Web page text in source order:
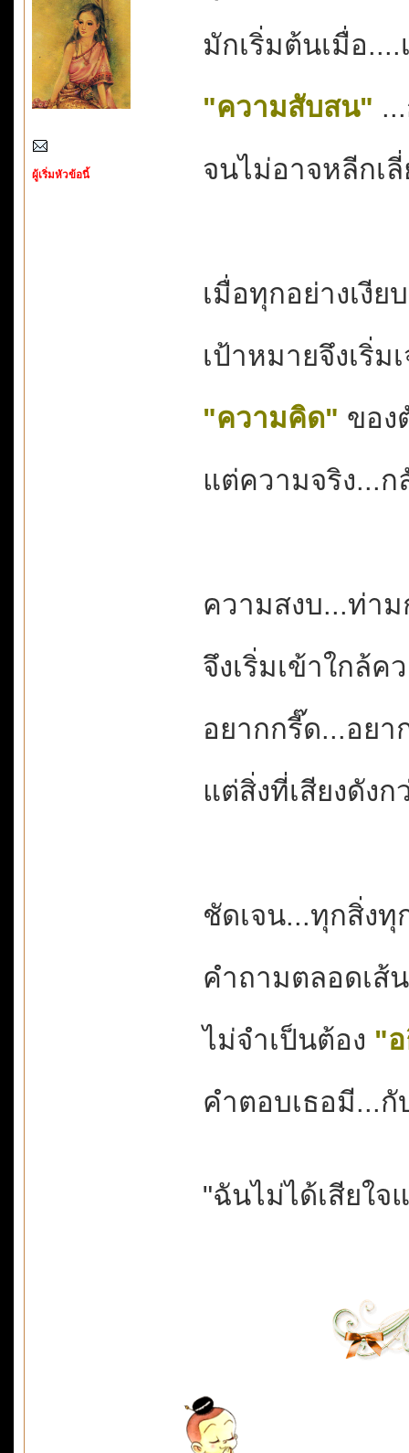
ผู้เริ่มหัวข้อนี้
มักเริ่มต้นเมื่อ....
"ความสับสน"
จนไม่อาจหลีกเ
เมื่อทุกอย่างเงีย
เป้าหมายจึงเริ่
"ความคิด" ของ
แต่ความจริง...
ความสงบ...ท่า
จึงเริ่มเข้าใกล้
อยากกรี๊ด...อย
แต่สิ่งที่เสียงดัง
ชัดเจน...ทุกสิ่งทุ
คำถามตลอดเส้
ไม่จำเป็นต้อง "
คำตอบเธอมี...
"ฉันไม่ได้เสียใจ